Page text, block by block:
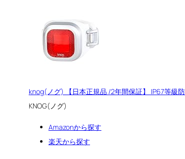
knog(ノグ) 【日本正規品 /2年間保証】 IP67等級防
KNOG(ノグ)
Amazonから探す
楽天から探す